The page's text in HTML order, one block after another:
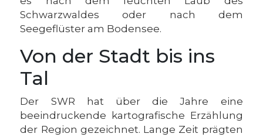
Schwarzwaldes oder nach dem
Seegeflüster am Bodensee.
Von der Stadt bis ins
Tal
Der SWR hat über die Jahre eine
beeindruckende kartografische Erzählung
der Region gezeichnet. Lange Zeit prägten